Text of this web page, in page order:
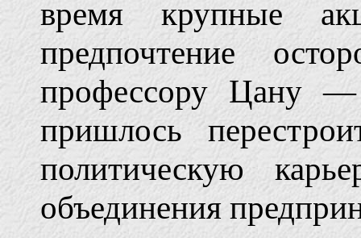
время крупные
предпочтение
профессору Цану
пришлось
политическую
объединения